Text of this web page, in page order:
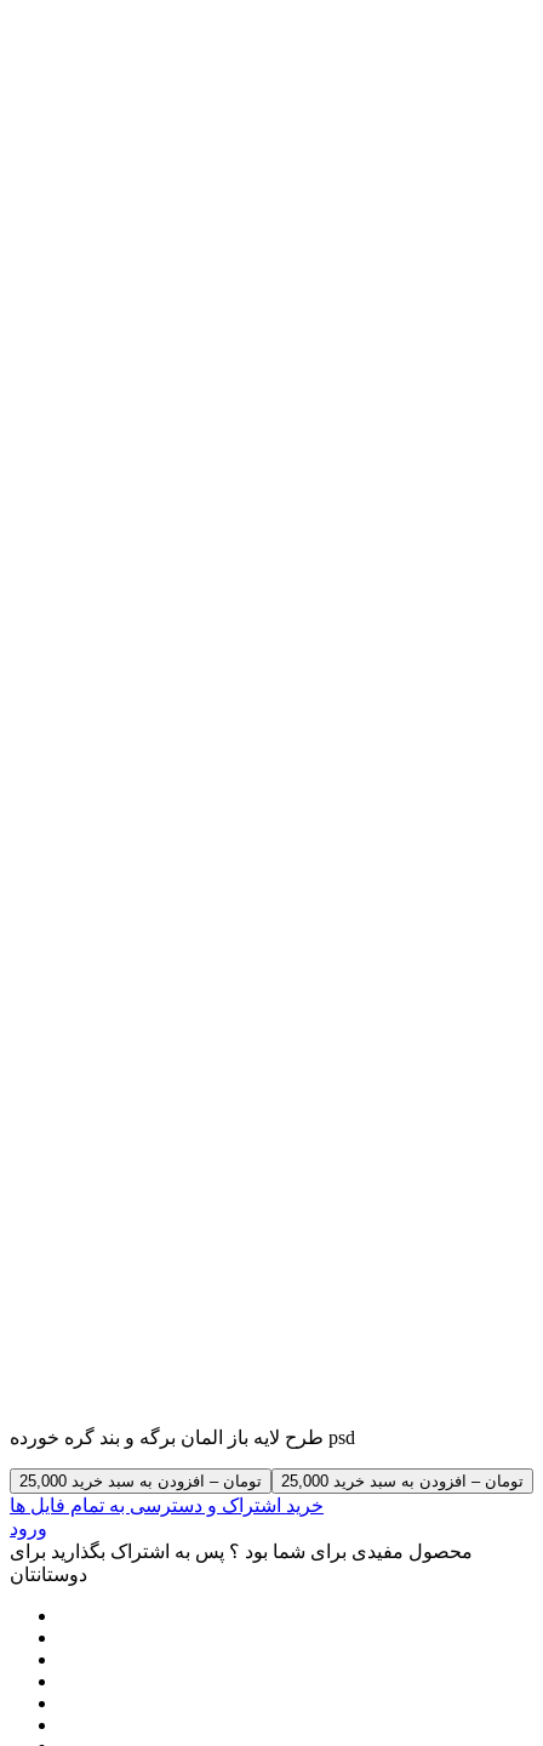
طرح لایه باز المان برگه و بند گره خورده psd
25,000 تومان – افزودن به سبد خرید
خرید اشتراک و دسترسی به تمام فایل ها
ورود
محصول مفیدی برای شما بود ؟ پس به اشتراک بگذارید برای
دوستانتان